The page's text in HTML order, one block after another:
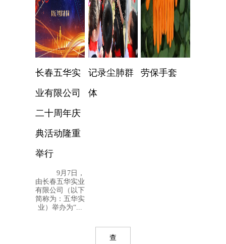
长春五华实
业有限公司
二十周年庆
典活动隆重
举行
9月7日，
由长春五华实业
有限公司（以下
简称为：五华实
业）举办为“...
记录尘肺群
体
劳保手套
查